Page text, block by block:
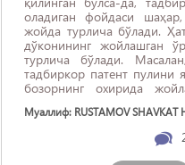
оладиган фойдаси
жойда турлича бўлади.
дўконининг жойлашган
турлича бўлади.
тадбиркор патент
бозорнинг охирида
Муаллиф: RUSTAMOV SHAVKAT